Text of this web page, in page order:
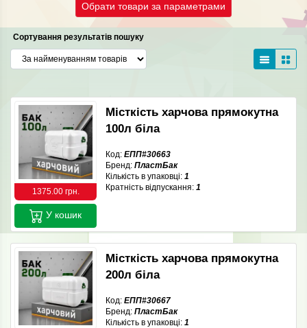
Обрати товари за параметрами
Сортування результатів пошуку
1375.00 грн.
Місткість харчова прямокутна
100л біла
Код: ЕПП#30663
Бренд: ПластБак
Кількість в упаковці: 1
Кратність відпускання: 1
У кошик
Місткість харчова прямокутна
200л біла
Код: ЕПП#30667
Бренд: ПластБак
Кількість в упаковці: 1